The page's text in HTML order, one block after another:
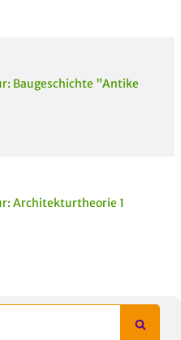
Baugeschichte "Antike
Architekturtheorie 1